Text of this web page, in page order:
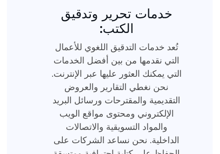
خدمات تحرير وتدقيق
الكتب:
تُعد خدمات التدقيق اللغوي للأعمال
التي نقدمها من بين أفضل الخدمات
التي يمكنك العثور عليها عبر الإنترنت.
نحن نغطي التقارير والعروض
التقديمية والمقترحات ورسائل البريد
الإلكتروني ومحتوى مواقع الويب
والمواد التسويقية والاتصالات
الداخلية. نحن نساعد الشركات على